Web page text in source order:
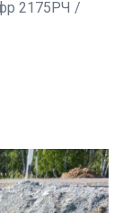
2175РЧ /